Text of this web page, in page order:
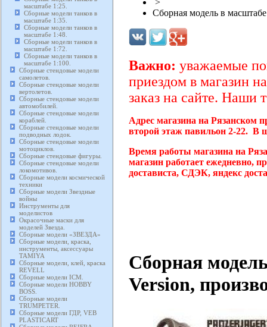
масштабе 1:25.
Сборные модели танков в
масштабе 1:35.
Сборные модели танков в
масштабе 1:48.
Сборные модели танков в
масштабе 1:72.
Сборные модели танков в
масштабе 1:100.
Сборные стендовые модели
самолетов.
Сборные стендовые модели
вертолетов.
Сборные стендовые модели
автомобилей.
Сборные стендовые модели
кораблей.
Сборные стендовые модели
подводных лодок.
Сборные стендовые модели
мотоциклов.
Сборные стендовые фигуры.
Сборные стендовые модели
локомотивов.
Сборные модели космической
техники
Сборные модели Звездные
войны
Инструменты для
моделистов
Окрасочные маски для
моделей Звезда.
Сборные модели «ЗВЕЗДА»
Сборные модели, краска,
инструменты, аксессуары
TAMIYA
Сборные модели, клей, краска
REVELL
Сборные модели ICM.
Сборные модели HOBBY
BOSS.
Сборные модели
TRUMPETER.
Сборные модели ГДР, VEB
PLASTICART
>
Сборная модель в
Важно: уважаемые
приездом в магазин
заказ на сайте. Наши
Адрес магазина на Рязанском
второй этаж павильон 2-22. В
Время работы магазина на
магазин работает ежедневно,
достависта, СДЭК, яндекс
Сборная
Version,